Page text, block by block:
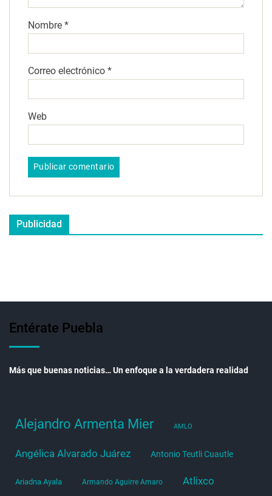
Nombre *
Correo electrónico *
Web
Publicidad
Entérate Puebla
Más que buenas noticias… Un enfoque a la verdadera realidad
Alejandro Armenta Mier AMLO
Angélica Alvarado Juárez Antonio Teutli Cuautle
Ariadna Ayala Armando Aguirre Amaro Atlixco